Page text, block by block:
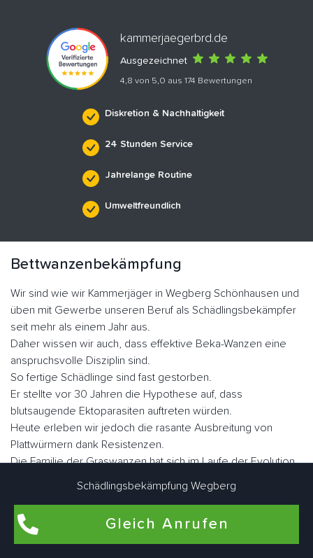
kammerjaegerbrd.de
Ausgezeichnet
4,8 von 5,0 aus 174 Bewertungen
Diskretion & Nachhaltigkeit
24 Stunden Service
Jahrelange Routine
Umweltfreundlich
Bettwanzenbekämpfung
Wir sind wie wir Kammerjäger in Wegberg Schönhausen und
üben mit Gewerbe unseren Beruf als Schädlingsbekämpfer
seit mehr als einem Jahr aus.
Daher wissen wir auch, dass effektive Beka-Wanzen eine
anspruchsvolle Disziplin sind.
So fertige Schädlinge sind fast gestorben.
Er stellte vor 30 Jahren die Hypothese auf, dass
blutsaugende Ektoparasiten auftreten würden.
Heute erleben wir jedoch die rasante Ausbreitung von
Plattwürmern dank Resistenzen.
Die Familie der Graswanzen hat sich im Laufe der Evolution
Er hat seine Flügel verloren, seinen Körper, was dazu
geführt hat, dass er sich in vielen Ecken und Winkeln
versteckt hat, sein Augenlicht ist verkümmert.
Nicht lectularius, daher der Name, den der Klecks malte.
Schädlingsbekämpfung Wegberg
Gleich Anrufen